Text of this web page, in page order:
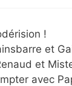
!
et
et
avec